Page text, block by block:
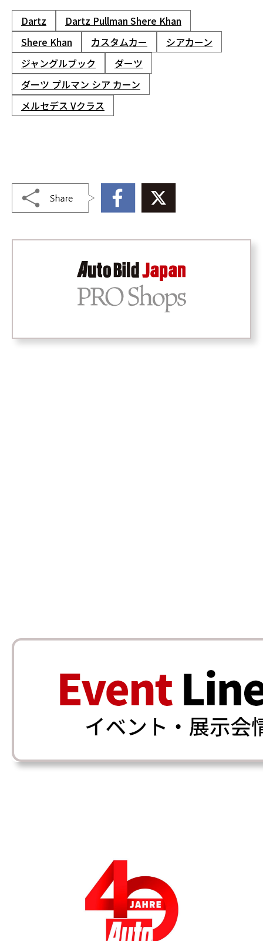
Dartz
Dartz Pullman Shere Khan
Shere Khan
カスタムカー
シアカーン
ジャングルブック
ダーツ
ダーツ プルマン シア カーン
メルセデス Vクラス